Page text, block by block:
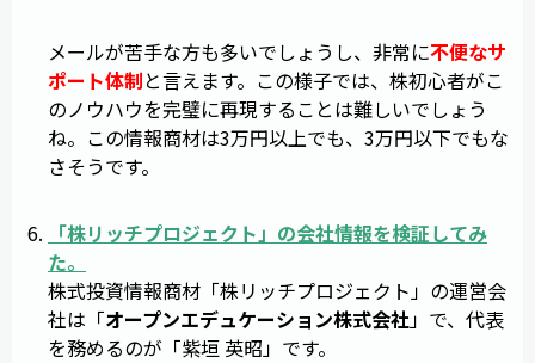
メールが苦手な方も多いでしょうし、非常に不便なサ
ポート体制と言えます。この様子では、株初心者がこ
のノウハウを完璧に再現することは難しいでしょう
ね。この情報商材は3万円以上でも、3万円以下でもな
さそうです。
「株リッチプロジェクト 」の会社情報を検証してみ
た。
株式投資情報商材「株リッチプロジェクト」の運営会
社は「オープンエデュケーション株式会社 」で、代表
を務めるのが「紫垣 英昭」です。